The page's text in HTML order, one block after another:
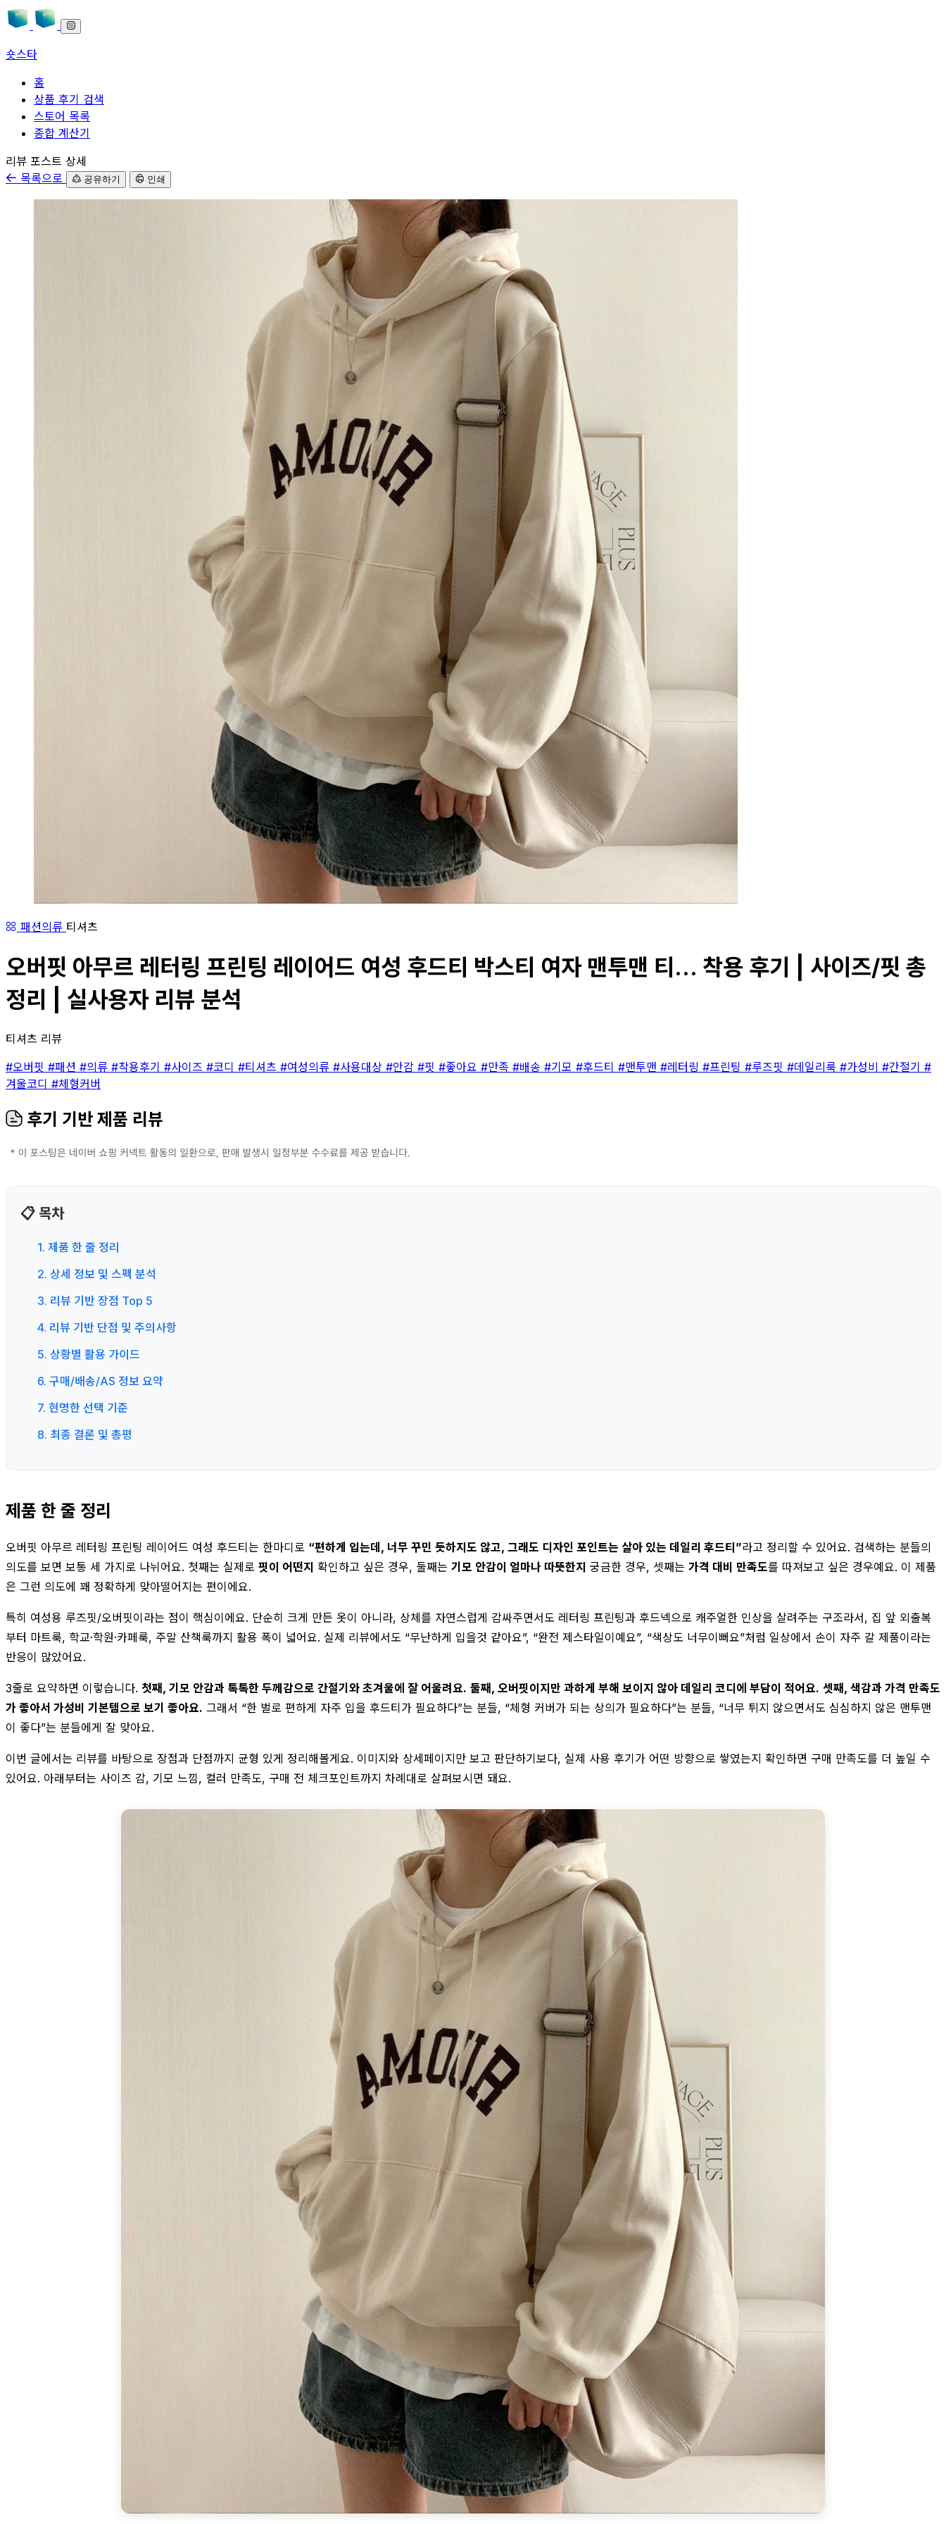
숏스타
홈
상품 후기 검색
스토어 목록
종합 계산기
본문으로 바로가기
리뷰 포스트 상세
목록으로
공유하기 인쇄
패션의류 티셔츠
오버핏 아무르 레터링 프린팅 레이어드 여성 후드티 박스티 여자 맨투맨 티... 착용 후기 | 사이즈/핏 총
정리 | 실사용자 리뷰 분석
티셔츠 리뷰
#오버핏 #패션 #의류 #착용후기 #사이즈 #코디 #티셔츠 #여성의류 #사용대상 #안감 #핏 #좋아요 #만족 #배송 #기모 #후드티 #맨투맨 #레터링 #프린팅 #루즈핏 #데일리룩 #가성비 #간절기 #
겨울코디 #체형커버
후기 기반 제품 리뷰
📋 목차
1. 제품 한 줄 정리
2. 상세 정보 및 스펙 분석
3. 리뷰 기반 장점 Top 5
4. 리뷰 기반 단점 및 주의사항
5. 상황별 활용 가이드
6. 구매/배송/AS 정보 요약
7. 현명한 선택 기준
8. 최종 결론 및 총평
제품 한 줄 정리
오버핏 아무르 레터링 프린팅 레이어드 여성 후드티는 한마디로 “편하게 입는데, 너무 꾸민 듯하지도 않고, 그래도 디자인 포인트는 살아 있는 데일리 후드티”라고 정리할 수 있어요. 검색하는 분들의
의도를 보면 보통 세 가지로 나뉘어요. 첫째는 실제로 핏이 어떤지 확인하고 싶은 경우, 둘째는 기모 안감이 얼마나 따뜻한지 궁금한 경우, 셋째는 가격 대비 만족도를 따져보고 싶은 경우예요. 이 제품
은 그런 의도에 꽤 정확하게 맞아떨어지는 편이에요.
특히 여성용 루즈핏/오버핏이라는 점이 핵심이에요. 단순히 크게 만든 옷이 아니라, 상체를 자연스럽게 감싸주면서도 레터링 프린팅과 후드넥으로 캐주얼한 인상을 살려주는 구조라서, 집 앞 외출복
부터 마트룩, 학교·학원·카페룩, 주말 산책룩까지 활용 폭이 넓어요. 실제 리뷰에서도 “무난하게 입을것 같아요”, “완전 제스타일이예요”, “색상도 너무이뻐요”처럼 일상에서 손이 자주 갈 제품이라는
반응이 많았어요.
3줄로 요약하면 이렇습니다. 첫째, 기모 안감과 톡톡한 두께감으로 간절기와 초겨울에 잘 어울려요. 둘째, 오버핏이지만 과하게 부해 보이지 않아 데일리 코디에 부담이 적어요. 셋째, 색감과 가격 만족도
가 좋아서 가성비 기본템으로 보기 좋아요. 그래서 “한 벌로 편하게 자주 입을 후드티가 필요하다”는 분들, “체형 커버가 되는 상의가 필요하다”는 분들, “너무 튀지 않으면서도 심심하지 않은 맨투맨
이 좋다”는 분들에게 잘 맞아요.
이번 글에서는 리뷰를 바탕으로 장점과 단점까지 균형 있게 정리해볼게요. 이미지와 상세페이지만 보고 판단하기보다, 실제 사용 후기가 어떤 방향으로 쌓였는지 확인하면 구매 만족도를 더 높일 수
있어요. 아래부터는 사이즈 감, 기모 느낌, 컬러 만족도, 구매 전 체크포인트까지 차례대로 살펴보시면 돼요.